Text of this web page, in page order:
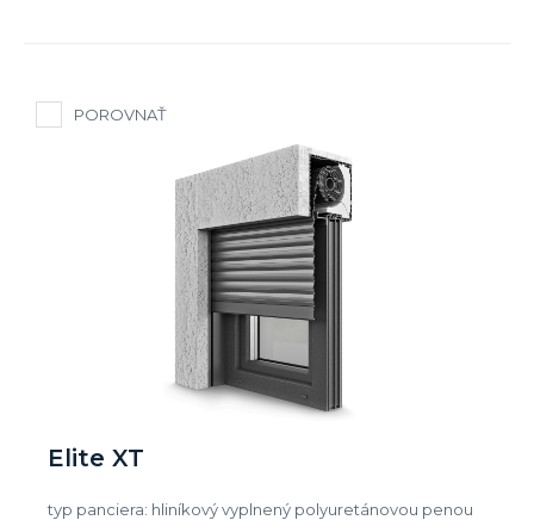
POROVNAŤ
Elite XT
typ panciera: hliníkový vyplnený polyuretánovou penou